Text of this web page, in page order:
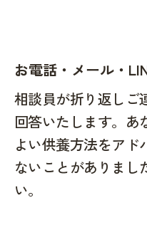
お電話・メール・
相談員が折り返しご
回答いたします。あ
よい供養方法をアド
ないことがありまし
い。